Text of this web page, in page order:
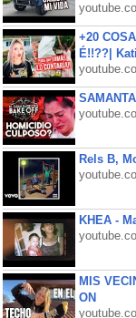
+20
É!!??|
Rels B,
KHEA -
MIS
ON